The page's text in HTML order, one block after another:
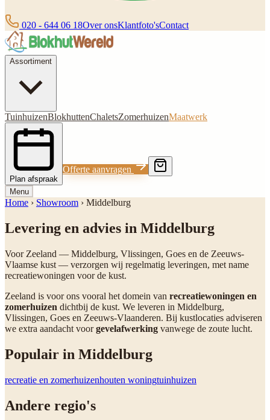
020 - 644 06 18Over onsKlantfoto'sContact
Assortiment
TuinhuizenBlokhuttenChaletsZomerhuizenMaatwerk
Plan afspraak
Offerte aanvragen
Menu
Home › Showroom › Middelburg
Levering en advies in Middelburg
Voor Zeeland — Middelburg, Vlissingen, Goes en de Zeeuws-
Vlaamse kust — verzorgen wij regelmatig leveringen, met name
recreatiewoningen voor de kust.
Zeeland is voor ons vooral het domein van recreatiewoningen en
zomerhuizen dichtbij de kust. We leveren in Middelburg,
Vlissingen, Goes en Zeeuws-Vlaanderen. Bij kustlocaties adviseren
we extra aandacht voorgevelafwerking vanwege de zoute lucht.
Populair in Middelburg
recreatie en zomerhuizenhouten woningtuinhuizen
Andere regio's